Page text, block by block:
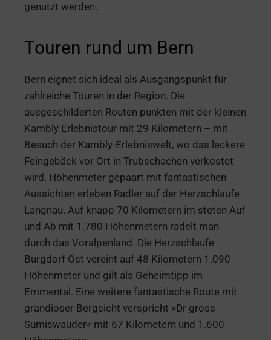
genutzt werden.
Touren rund um Bern
Bern eignet sich ideal als Ausgangspunkt für
zahlreiche Touren in der Region. Die
ausgeschilderten Routen punkten mit der kleinen
Kambly Erlebnistour mit 29 Kilometern – mit
Besuch der Kambly-Erlebniswelt, wo das leckere
Feingebäck vor Ort in Trubschachen verkostet
wird. Höhenmeter gepaart mit fantastischen
Aussichten erleben Radler auf der Herzschlaufe
Langnau. Auf knapp 70 Kilometern im steten Auf
und Ab mit 1.780 Höhenmetern radelt man
durch das Voralpenland. Die Herzschlaufe
Burgdorf Ost vereint auf 48 Kilometern 1.090
Höhenmeter und gilt als Geheimtipp im
Emmental. Eine weitere fantastische Route mit
grandioser Bergsicht verspricht »Dr gross
Sumiswauder« mit 67 Kilometern und 1.600